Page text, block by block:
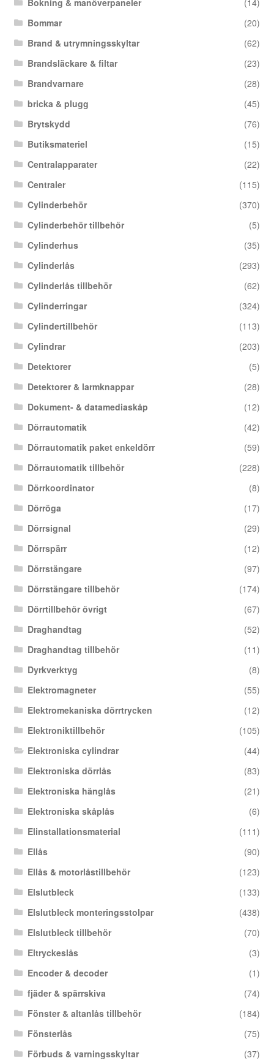
Bommar
(20)
Brand & utrymningsskyltar
(62)
Brandsläckare & filtar
(23)
Brandvarnare
(28)
bricka & plugg
(45)
Brytskydd
(76)
Butiksmateriel
(15)
Centralapparater
(22)
Centraler
(115)
Cylinderbehör
(370)
Cylinderbehör tillbehör
(5)
Cylinderhus
(35)
Cylinderlås
(293)
Cylinderlås tillbehör
(62)
Cylinderringar
(324)
Cylindertillbehör
(113)
Cylindrar
(203)
Detektorer
(5)
Detektorer & larmknappar
(28)
Dokument- & datamediaskåp
(12)
Dörrautomatik
(42)
Dörrautomatik paket enkeldörr
(59)
Dörrautomatik tillbehör
(228)
Dörrkoordinator
(8)
Dörröga
(17)
Dörrsignal
(29)
Dörrspärr
(12)
Dörrstängare
(97)
Dörrstängare tillbehör
(174)
Dörrtillbehör övrigt
(67)
Draghandtag
(52)
Draghandtag tillbehör
(11)
Dyrkverktyg
(8)
Elektromagneter
(55)
Elektromekaniska dörrtrycken
(12)
Elektroniktillbehör
(105)
Elektroniska cylindrar
(44)
Elektroniska dörrlås
(83)
Elektroniska hänglås
(21)
Elektroniska skåplås
(6)
Elinstallationsmaterial
(111)
Ellås
(90)
Ellås & motorlåstillbehör
(123)
Elslutbleck
(133)
Elslutbleck monteringsstolpar
(438)
Elslutbleck tillbehör
(70)
Eltryckeslås
(3)
Encoder & decoder
(1)
fjäder & spärrskiva
(74)
Fönster & altanlås tillbehör
(184)
Fönsterlås
(75)
Förbuds & varningsskyltar
(37)